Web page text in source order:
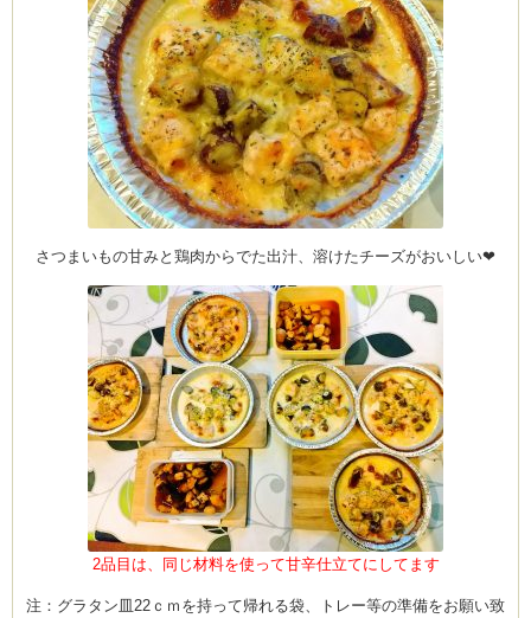
さつまいもの甘みと鶏肉からでた出汁、溶けたチーズがおいしい❤
2品目は、同じ材料を使って甘辛仕立てにしてます
注：グラタン皿22ｃｍを持って帰れる袋、トレー等の準備をお願い致